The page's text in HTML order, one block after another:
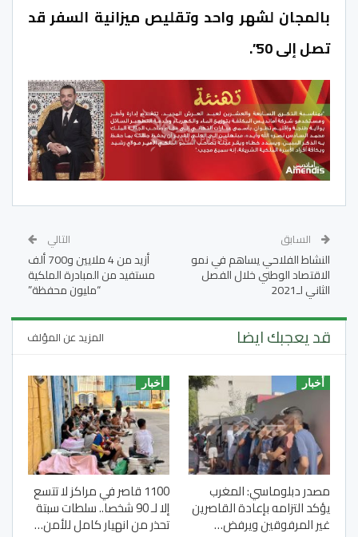
بالمجان لشهر واحد وتقليص ميزانية السفر قد
تصل إلى 50”.
السابق
النشاط الفلاحي يساهم في نمو
الاقتصاد الوطني خلال الفصل
الثاني لـ2021
التالي
أزيد من 4 ملايين و700 ألف
مستفيد من المبادرة الملكية
“مليون محفظة”
قد يعجبك ايضا المزيد عن المؤلف
أخبار
مصدر دبلوماسي: المغرب
يؤكد التزامه بإعادة القاصرين
غير المرفوقين ويرفض…
أخبار
1100 قاصر في مراكز لا تتسع
إلا لـ 90 شخصا.. سلطات سبتة
تحذر من انهيار كامل للأمن…